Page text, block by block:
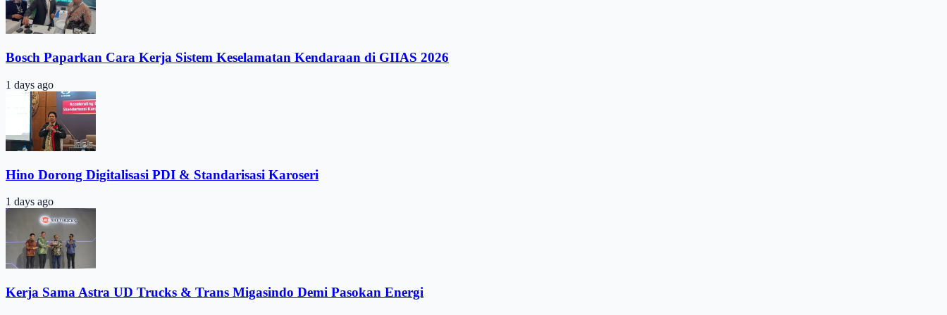
Bosch Paparkan Cara Kerja Sistem Keselamatan Kendaraan di GIIAS 2026
1 days ago
Hino Dorong Digitalisasi PDI & Standarisasi Karoseri
1 days ago
Kerja Sama Astra UD Trucks & Trans Migasindo Demi Pasokan Energi